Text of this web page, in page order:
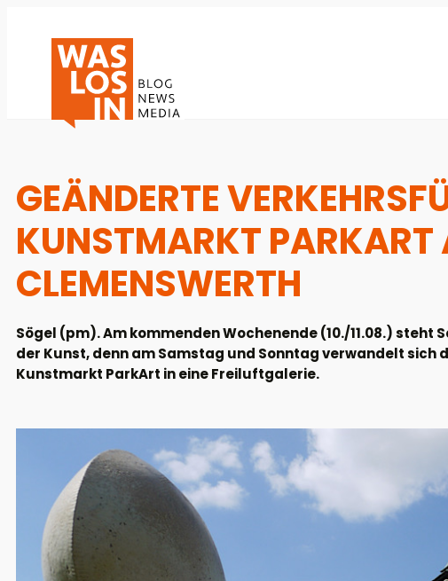
GEÄNDERTE
KUNSTMARKT PARKART
CLEMENSWERTH
Sögel (pm). Am kommenden Wochenende (10./11.08.) steht
der Kunst, denn am Samstag und Sonntag verwandelt sich
Kunstmarkt ParkArt in eine Freiluftgalerie.